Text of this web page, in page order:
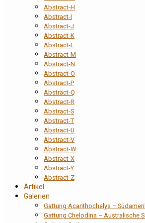
Abstract-H
Abstract-I
Abstract-J
Abstract-K
Abstract-L
Abstract-M
Abstract-N
Abstract-O
Abstract-P
Abstract-Q
Abstract-R
Abstract-S
Abstract-T
Abstract-U
Abstract-V
Abstract-W
Abstract-X
Abstract-Y
Abstract-Z
Artikel
Galerien
Gattung Acanthochelys –
Gattung Chelodina – Australische